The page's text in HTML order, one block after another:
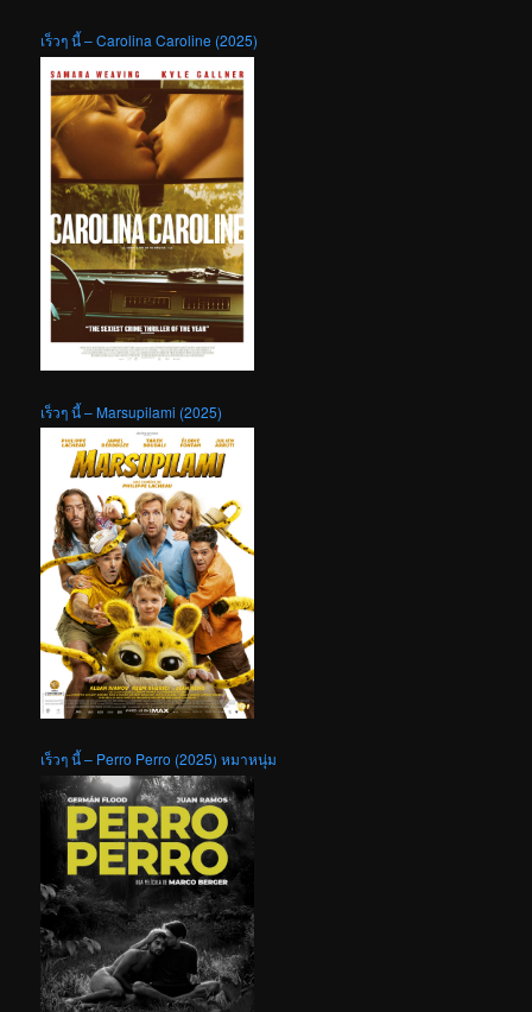
เร็วๆ นี้ – Carolina Caroline (2025)
เร็วๆ นี้ – Marsupilami (2025)
เร็วๆ นี้ – Perro Perro (2025) หมาหนุ่ม